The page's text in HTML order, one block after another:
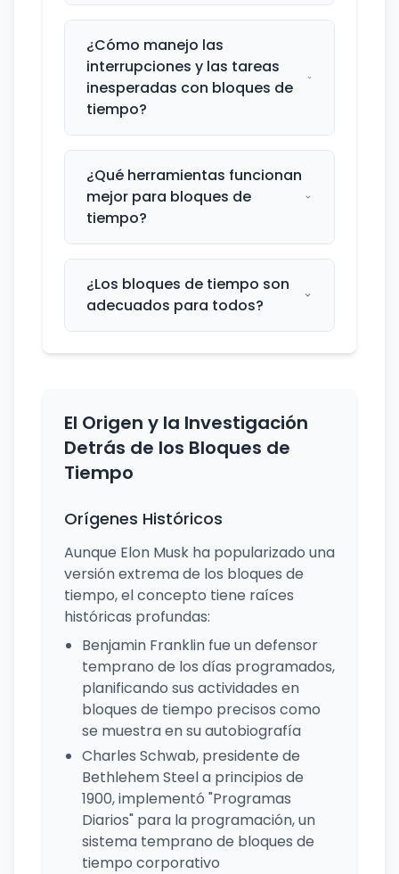
¿Cómo manejo las
interrupciones y las tareas
inesperadas con bloques de
tiempo?
¿Qué herramientas funcionan
mejor para bloques de
tiempo?
¿Los bloques de tiempo son
adecuados para todos?
El Origen y la Investigación
Detrás de los Bloques de
Tiempo
Orígenes Históricos
Aunque Elon Musk ha popularizado una
versión extrema de los bloques de
tiempo, el concepto tiene raíces
históricas profundas:
Benjamin Franklin fue un defensor
temprano de los días programados,
planificando sus actividades en
bloques de tiempo precisos como
se muestra en su autobiografía
Charles Schwab, presidente de
Bethlehem Steel a principios de
1900, implementó "Programas
Diarios" para la programación, un
sistema temprano de bloques de
tiempo corporativo